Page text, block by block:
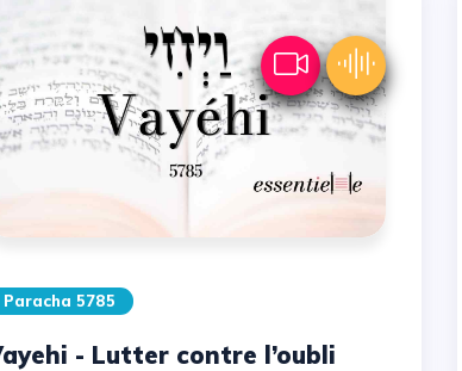
Paracha 5785
Vayehi - Lutter contre l’oubli